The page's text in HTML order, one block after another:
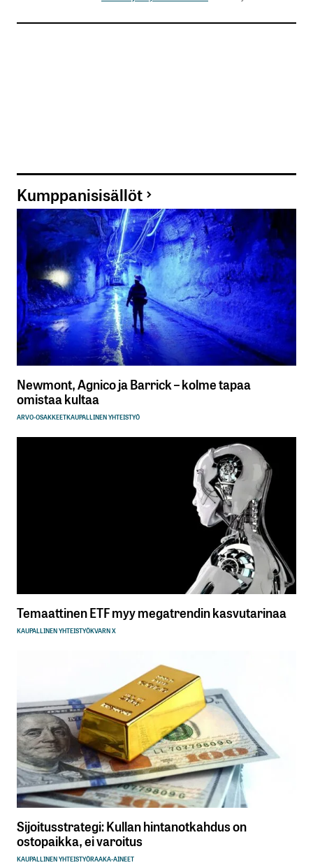
Kumppanisisällöt
Newmont, Agnico ja Barrick – kolme tapaa
omistaa kultaa
ARVO-OSAKKEETKAUPALLINEN YHTEISTYÖ
Temaattinen ETF myy megatrendin kasvutarinaa
KAUPALLINEN YHTEISTYÖKVARN X
Sijoitusstrategi: Kullan hintanotkahdus on
ostopaikka, ei varoitus
KAUPALLINEN YHTEISTYÖRAAKA-AINEET